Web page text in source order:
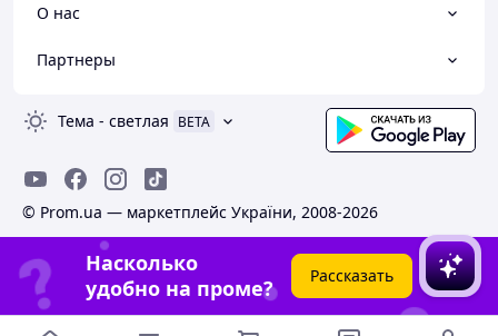
О нас
Партнеры
Тема - светлая BETA
© Prom.ua — маркетплейс України, 2008-2026
Насколько
удобно на проме?
Рассказать